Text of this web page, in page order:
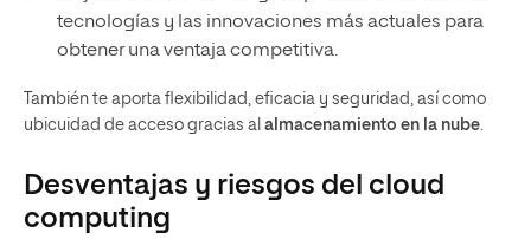
tecnologías y las innovaciones más actuales para
obtener una ventaja competitiva.
También te aporta flexibilidad, eficacia y seguridad, así como
ubicuidad de acceso gracias al almacenamiento en la nube
Desventajas y riesgos del cloud
computing